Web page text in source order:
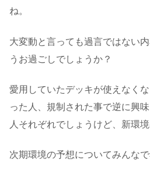
ね。
大変動と言っても過言ではない
うお過ごしでしょうか？
愛用していたデッキが使えなく
った人、規制された事で逆に興
人それぞれでしょうけど、新環
次期環境の予想についてみんな